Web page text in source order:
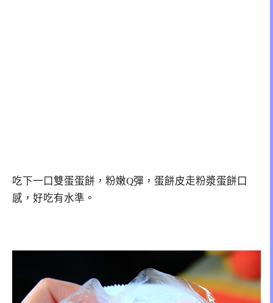
吃下一口雙蛋蛋餅，粉嫩Q彈，蛋餅皮走粉漿蛋餅口
感，好吃有水準。